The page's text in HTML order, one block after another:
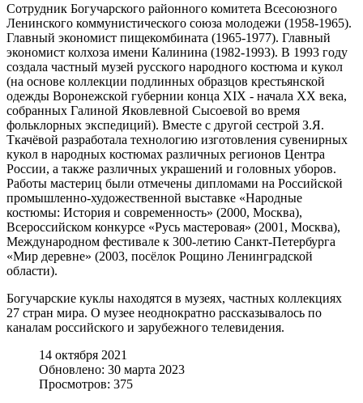
Сотрудник Богучарского районного комитета Всесоюзного
Ленинского коммунистического союза молодежи (1958-1965).
Главный экономист пищекомбината (1965-1977). Главный
экономист колхоза имени Калинина (1982-1993). В 1993 году
создала частный музей русского народного костюма и кукол
(на основе коллекции подлинных образцов крестьянской
одежды Воронежской губернии конца XIX - начала XX века,
собранных Галиной Яковлевной Сысоевой во время
фольклорных экспедиций). Вместе с другой сестрой З.Я.
Ткачёвой разработала технологию изготовления сувенирных
кукол в народных костюмах различных регионов Центра
России, а также различных украшений и головных уборов.
Работы мастериц были отмечены дипломами на Российской
промышленно-художественной выставке «Народные
костюмы: История и современность» (2000, Москва),
Всероссийском конкурсе «Русь мастеровая» (2001, Москва),
Международном фестивале к 300-летию Санкт-Петербурга
«Мир деревне» (2003, посёлок Рощино Ленинградской
области).
Богучарские куклы находятся в музеях, частных коллекциях
27 стран мира. О музее неоднократно рассказывалось по
каналам российского и зарубежного телевидения.
14 октября 2021
Обновлено: 30 марта 2023
Просмотров: 375